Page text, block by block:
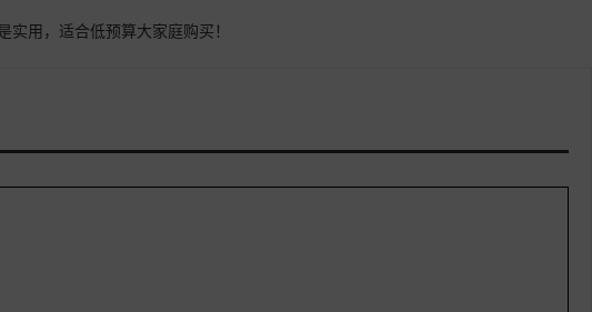
用，适合低预算大家庭购买！